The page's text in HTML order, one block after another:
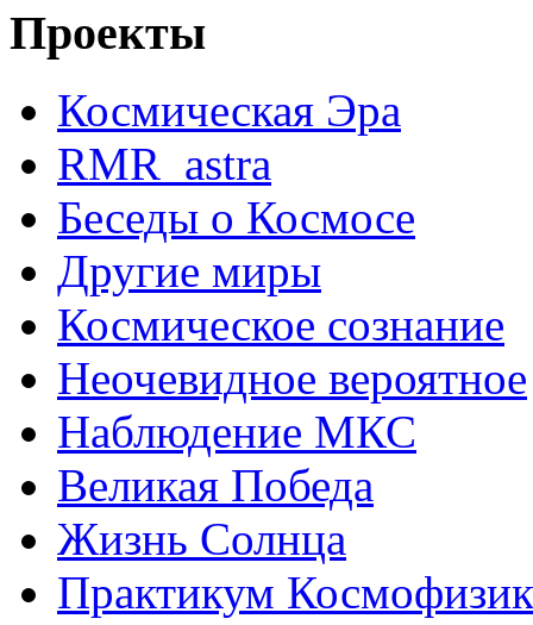
Проекты
Космическая Эра
RMR_astra
Беседы о Космосе
Другие миры
Космическое сознание
Неочевидное вероятное
Наблюдение МКС
Великая Победа
Жизнь Солнца
Практикум